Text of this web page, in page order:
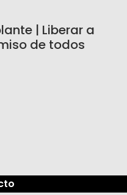
| Liberar a
de todos